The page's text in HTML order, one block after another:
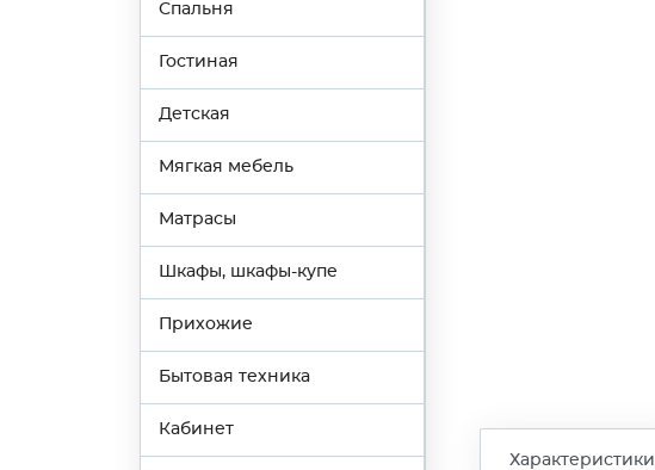
Спальня
Гостиная
Детская
Мягкая мебель
Матрасы
Шкафы, шкафы-купе
Прихожие
Бытовая техника
Кабинет
Характеристики